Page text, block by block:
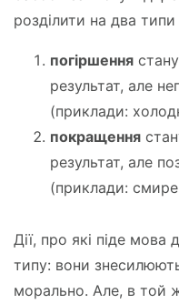
розділити на два типи
погіршення
результат, але
(приклади:
покращення
результат, але
(приклади:
Дії, про які піде мова
типу: вони
морально. Але, в той